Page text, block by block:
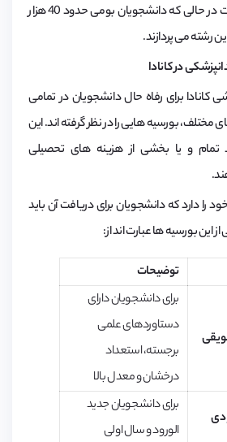
کانادا هزینه خواهد داشت در حالی که دانشجویان بومی حدود 40 هزار
رشته می پردازند.
در کانادا
کانادا برای رفاه حال دانشجویان در تمامی
بورسیه‌ هایی را در نظر گرفته اند. این
تمام و یا بخشی از هزینه های تحصیلی
دارد که دانشجویان برای دریافت آن باید
این بورسیه‌ ها عبارت اند از:
توضیحات
برای دانشجویان دارای
دستاوردهای علمی
برجسته، استعداد
درخشان و معدل بالا
برای دانشجویان جدید
الورود و سال اولی